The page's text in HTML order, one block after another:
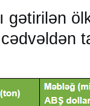
gətirilən